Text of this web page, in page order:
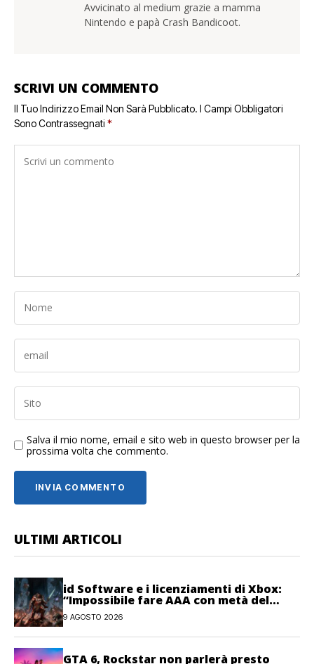
Avvicinato al medium grazie a mamma
Nintendo e papà Crash Bandicoot.
SCRIVI UN COMMENTO
Il Tuo Indirizzo Email Non Sarà Pubblicato. I Campi Obbligatori
Sono Contrassegnati *
Salva il mio nome, email e sito web in questo browser per la
prossima volta che commento.
ULTIMI ARTICOLI
id Software e i licenziamenti di Xbox:
“Impossibile fare AAA con metà del
personale”
9 AGOSTO 2026
GTA 6, Rockstar non parlerà presto